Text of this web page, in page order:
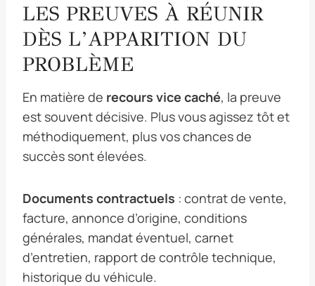
LES PREUVES À RÉUNIR
DÈS L’APPARITION DU
PROBLÈME
En matière de recours vice caché, la preuve
est souvent décisive. Plus vous agissez tôt et
méthodiquement, plus vos chances de
succès sont élevées.
Documents contractuels : contrat de vente,
facture, annonce d’origine, conditions
générales, mandat éventuel, carnet
d’entretien, rapport de contrôle technique,
historique du véhicule.